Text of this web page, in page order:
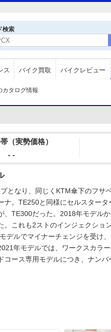
検索
ス バイク買取 バイクレビュー
カタログ情報
（実勢価格）
- -
となり、同じくKTM傘下のフサ
ナ。TE250と同様にセルスター
、TE300だった。2018年モデル
。これも2ストのインジェクショ
デルでマイナーチェンジを受け
年モデルでは、ワークスカラ
ース専用モデルにつき、ナン